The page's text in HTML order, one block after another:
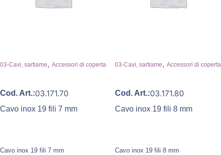
03-Cavi, sartiame, Accessori di coperta
Cod. Art.:03.171.70
Cavo inox 19 fili 7 mm
Cavo inox 19 fili 7 mm
03-Cavi, sartiame, Accessori di coperta
Cod. Art.:03.171.80
Cavo inox 19 fili 8 mm
Cavo inox 19 fili 8 mm